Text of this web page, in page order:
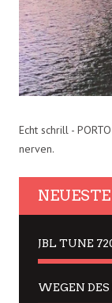
Echt schrill -
nerven.